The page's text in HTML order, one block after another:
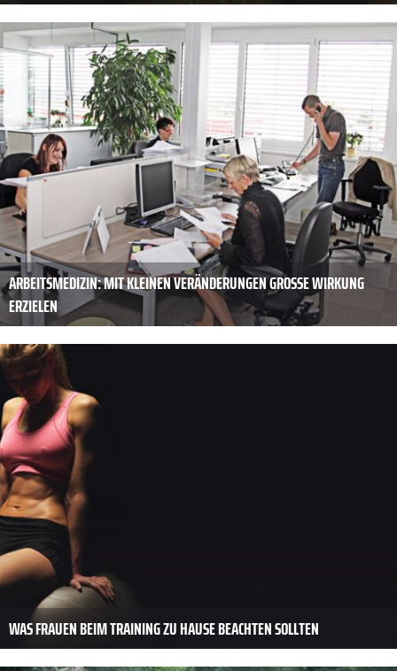
ARBEITSMEDIZIN: MIT KLEINEN VERÄNDERUNGEN GROSSE WIRKUNG E
RZIELEN
WAS FRAUEN BEIM TRAINING ZU HAUSE BEACHTEN SOLLTEN